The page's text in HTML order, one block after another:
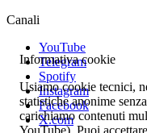
Canali
YouTube
Telegram
Spotify
Instagram
Facebook
X.com
Informativa cookie
Usiamo cookie tecnici,
statistiche anonime
carichiamo contenuti
YouTube). Puoi